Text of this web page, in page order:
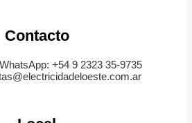
se
pueden
en
la
Contacto
+54 9 2323 35-9735